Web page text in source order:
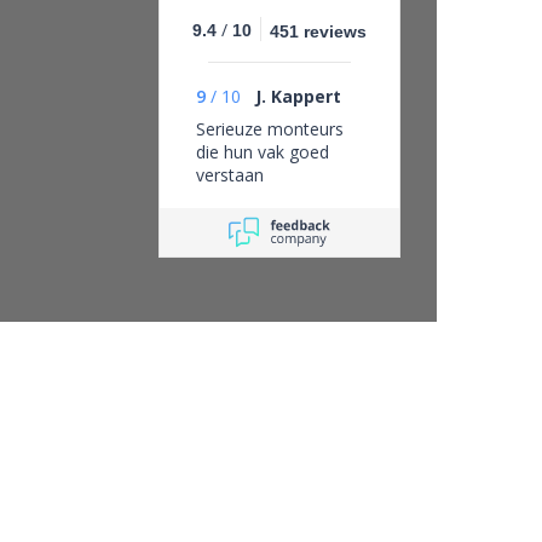
9.4 / 10 451 reviews
9 / 10
J. Kappert
Serieuze monteurs
die hun vak goed
verstaan